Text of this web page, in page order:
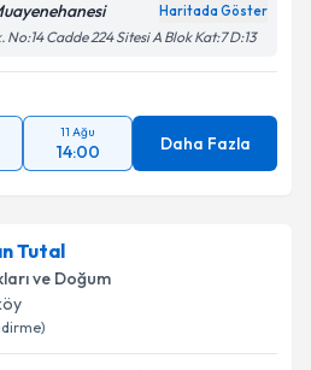
Haritada Göster
Cadde 224 Sitesi A Blok Kat:7 D:13
11 Ağu
14:00 Daha Fazla
Tutal
ve Doğum